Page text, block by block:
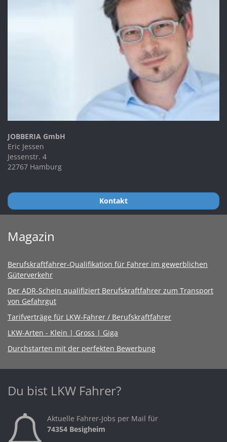
JOBBERIA GmbH
Eric Jessen
Jessenstr. 4
22767 Hamburg
Kontakt
Magazin
Berufskraftfahrer-Qualifikation für Fahrer im gewerblichen
Güterverkehr
Der ADR-Schein qualifiziert Berufskraftfahrer zum Transport
von Gefahrgut
Tarifverträge für LKW-Fahrer / Berufskraftfahrer
LKW-Arten - Klein | Gross | Giga
Durchstarten mit der perfekten Bewerbung
Du bist LKW Fahrer?
Aktuelle Fahrer-Jobs per Mail für
74354 Besigheim